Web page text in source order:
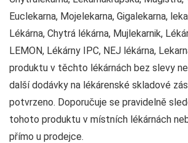
Euclekarna, Mojelekarna, Gigalekarna,
Lékárna, Chytrá lékárna, Mujlekarnik,
LEMON, Lékárny IPC, NEJ lékárna,
produktu v těchto lékárnách bez slevy
další dodávky na lékárenské skladové
potvrzeno. Doporučuje se pravidelně
tohoto produktu v místních lékárnách
přímo u prodejce.